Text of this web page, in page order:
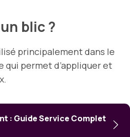
blic ?
principalement dans le
qui permet d’appliquer et
: Guide Service Complet